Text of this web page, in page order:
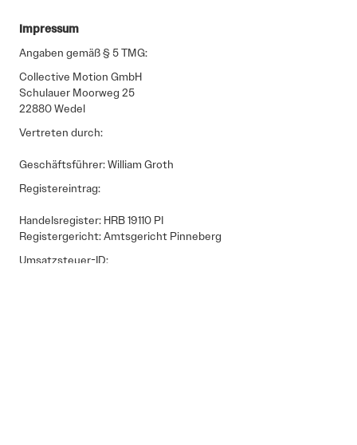
Impressum
Angaben gemäß § 5 TMG:
Collective Motion GmbH
Schulauer Moorweg 25
22880 Wedel
Vertreten durch:
Geschäftsführer: William Groth
Registereintrag:
Handelsregister: HRB 19110 PI
Registergericht: Amtsgericht Pinneberg
Umsatzsteuer-ID: